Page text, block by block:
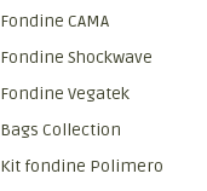
Fondine CAMA
Fondine Shockwave
Fondine Vegatek
Bags Collection
Kit fondine Polimero